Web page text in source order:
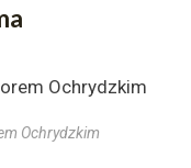
Ochrydzkim